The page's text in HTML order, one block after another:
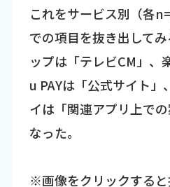
これをサービス別（各
での項目を抜き出して
ップは「テレビCM」、
u PAYは「公式サイト
イは「関連アプリ上で
なった。
※画像をクリックする